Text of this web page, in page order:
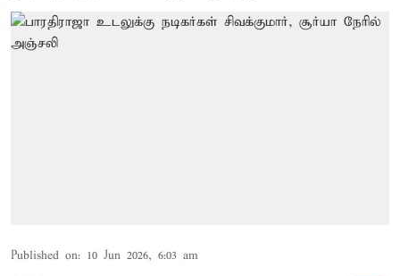
Published on: 10 Jun 2026, 6:03 am